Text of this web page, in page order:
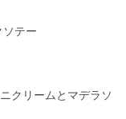
ソテー
クリームとマデラソ